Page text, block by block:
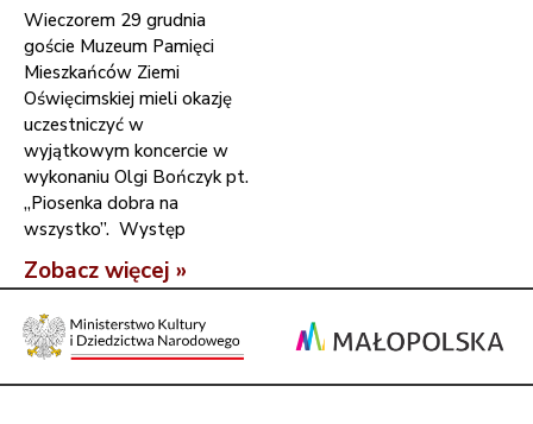
Wieczorem 29 grudnia
goście Muzeum Pamięci
Mieszkańców Ziemi
Oświęcimskiej mieli okazję
uczestniczyć w
wyjątkowym koncercie w
wykonaniu Olgi Bończyk pt.
„Piosenka dobra na
wszystko”. Występ
Zobacz więcej »